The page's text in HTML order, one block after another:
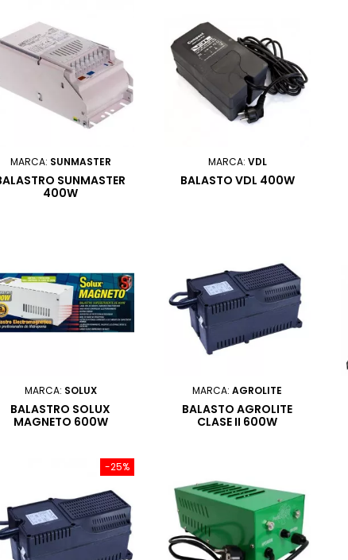
MARCA: SUNMASTER
SUNMASTER
400W
MARCA: VDL
BALASTO VDL 400W
MARCA: SOLUX
BALASTRO SOLUX
MAGNETO 600W
MARCA:AGROLITE
BALASTO AGROLITE
CLASE II 600W
-25%